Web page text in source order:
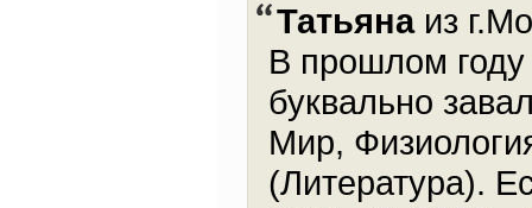
Татьянаиз
В прошлом году
буквально
Мир,
(Литература).